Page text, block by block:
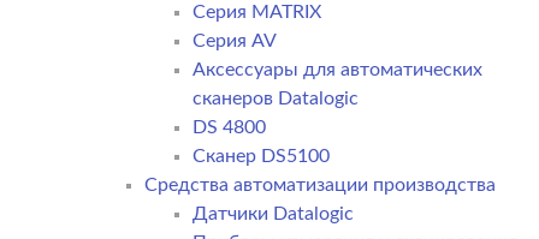
Серия MATRIX
Серия AV
Аксессуары для автоматических
сканеров Datalogic
DS 4800
Сканер DS5100
Средства автоматизации производства
Датчики Datalogic